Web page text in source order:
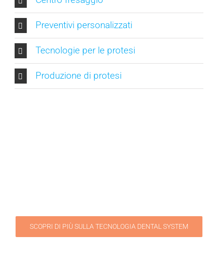
Preventivi personalizzati
Tecnologie per le protesi
Produzione di protesi
SCOPRI DI PIÙ SULLA TECNOLOGIA DENTAL SYSTEM